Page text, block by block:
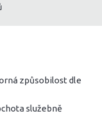
způsobilost dle
služebně